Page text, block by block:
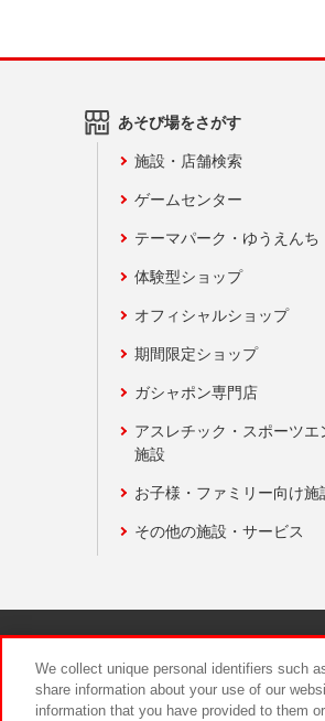
あそび場をさがす
施設・店舗検索
ゲームセンター
テーマパーク・ゆうえんち
体験型ショップ
オフィシャルショップ
期間限定ショップ
ガシャポン専門店
アスレチック・スポーツエ
施設
お子様・ファミリー向け施
その他の施設・サービス
We collect unique personal identifiers such
share information about your use of our
information that you have provided to them